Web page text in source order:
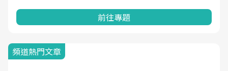
前往專題
頻道熱門文章